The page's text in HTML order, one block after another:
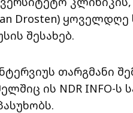
Drosten) ყოველდღე
შესახებ.
თარგმანი
ის NDR INFO-ს